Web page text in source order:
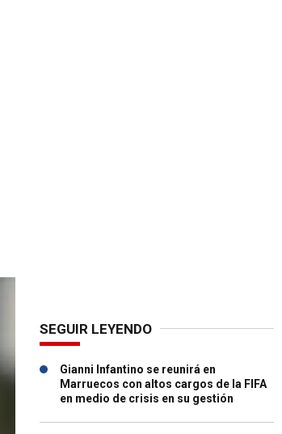
SEGUIR LEYENDO
Gianni Infantino se reunirá en
Marruecos con altos cargos de la FIFA
en medio de crisis en su gestión